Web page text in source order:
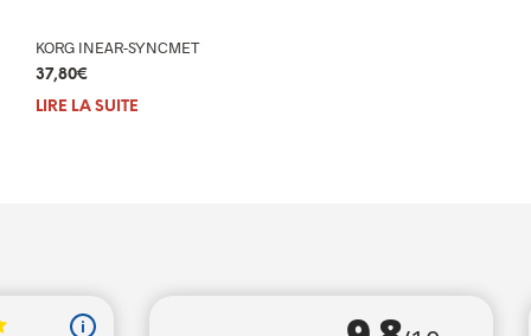
KORG INEAR-SYNCMET
37,80€
LIRE LA SUITE